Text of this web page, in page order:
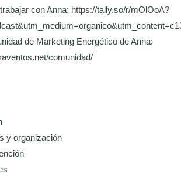
con Anna: https://tally.so/r/mOlOoA?
de Marketing Energético de Anna:
comunidad/
y organización